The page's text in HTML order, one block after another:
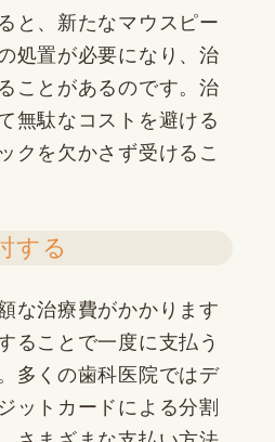
と、新たなマウスピー
処置が必要になり、治
ことがあるのです。治
無駄なコストを避ける
クを欠かさず受けるこ
する
な治療費がかかります
ることで一度に支払う
多くの歯科医院ではデ
ットカードによる分割